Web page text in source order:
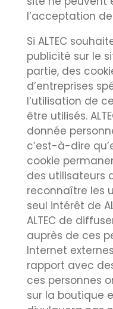
l’acceptation
Si ALTEC
publicité sur le
partie, des
d’entreprises
l’utilisation de
être utilisés.
donnée
c’est-à-dire
cookie
des utilisateurs
reconnaître les
seul intérêt de
ALTEC de
auprès de ces
Internet
rapport avec
ces personnes
sur la boutique